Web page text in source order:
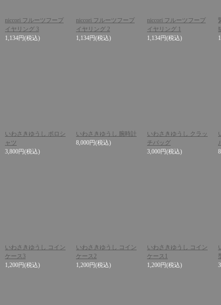
niccori フルーツフープ
イヤリング 3
1,134円(税込)
niccori フルーツフープ
イヤリング 2
1,134円(税込)
niccori フルーツフープ
イヤリング 1
1,134円(税込)
いわさきゆうし ポロシ
ャツ
3,800円(税込)
いわさきゆうし 腕時計
8,000円(税込)
いわさきゆうし クラッ
チバッグ
3,000円(税込)
いわさきゆうし コイン
ケース3
1,200円(税込)
いわさきゆうし コイン
ケース2
1,200円(税込)
いわさきゆうし コイン
ケース1
1,200円(税込)